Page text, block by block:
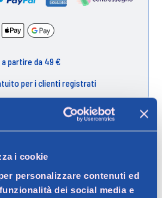
i cookie
personalizzare contenuti ed
dei social media e
partire da 49 €
per i clienti registrati